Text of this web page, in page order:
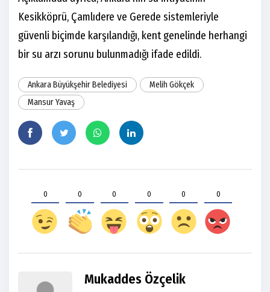
Kesikköprü, Çamlıdere ve Gerede sistemleriyle
güvenli biçimde karşılandığı, kent genelinde herhangi
bir su arzı sorunu bulunmadığı ifade edildi.
Ankara Büyükşehir Belediyesi
Melih Gökçek
Mansur Yavaş
0 0 0 0 0 0
Mukaddes Özçelik